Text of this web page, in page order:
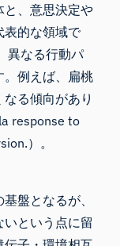
と、意思決定や
表的な領域で
異なる行動パ
。例えば、扁桃
る傾向があり
response to
）。
盤となるが、
という点に留